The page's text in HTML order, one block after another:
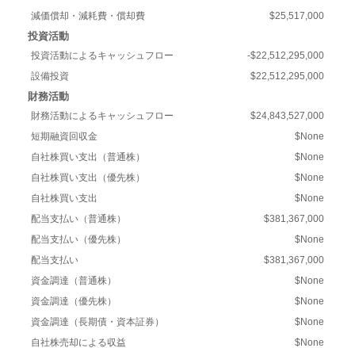
減価償却・減耗費・償却費
$25,517,000
投資活動
投資活動によるキャッシュフロー
-$22,512,295,000
設備投資
$22,512,295,000
財務活動
財務活動によるキャッシュフロー
$24,843,527,000
短期融資回収金
$None
自社株買い支出（普通株）
$None
自社株買い支出（優先株）
$None
自社株買い支出
$None
配当支払い（普通株）
$381,367,000
配当支払い（優先株）
$None
配当支払い
$381,367,000
資金調達（普通株）
$None
資金調達（優先株）
$None
資金調達（長期債・資本証券）
$None
自社株売却による収益
$None